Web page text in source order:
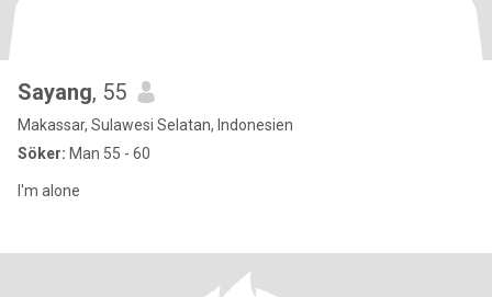
Sayang, 55
Makassar, Sulawesi Selatan, Indonesien
Söker: Man 55 - 60
I'm alone